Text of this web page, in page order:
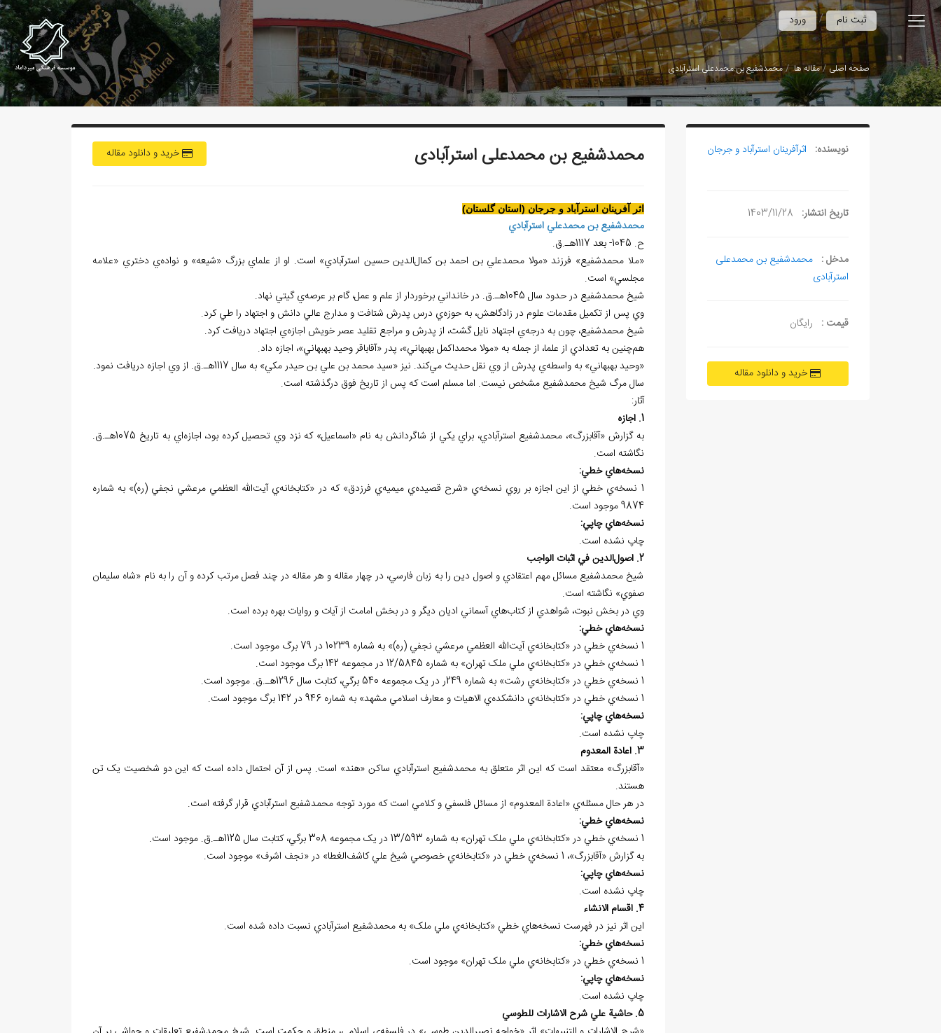
ورود / ثبت نام
صفحه اصلی مقاله ها محمدشفیع بن محمدعلی استرآبادی
نویسنده: اثرآفرينان استرآباد و جرجان
تاریخ انتشار: 1403/11/28
مدخل : محمدشفیع بن محمدعلی
استرآبادی
قیمت : رایگان
خرید و دانلود مقاله
خرید و دانلود مقاله محمدشفیع بن محمدعلی استرآبادی
اثر آفرينان استرآباد و جرجان (استان گلستان)
محمدشفيع بن محمدعلي استرآبادي
ح. 1045- بعد 1117هـ.ق.
«ملا محمدشفيع» فرزند «مولا محمدعلي بن احمد بن کمال‌الدين حسين استرآبادي» است. او از علماي بزرگ «شيعه» و نواده‌ي دختري «علامه
مجلسي» است.
شيخ محمدشفيع در حدود سال 1045هـ.ق. در خانداني برخوردار از علم و عمل، گام بر عرصه‌ي گيتي نهاد.
وي پس از تکميل مقدمات علوم در زادگاهش، به حوزه‌ي درس پدرش شتافت و مدارج عالي دانش و اجتهاد را طي کرد.
شيخ محمدشفيع، چون به درجه‌ي اجتهاد نايل گشت، از پدرش و مراجع تقليد عصر خويش اجازه‌ي اجتهاد دريافت کرد.
هم‌چنين به تعدادي از علما، از جمله به «مولا محمداکمل بهبهاني»، پدر «آقاباقر وحيد بهبهاني»، اجازه داد.
«وحيد بهبهاني» به واسطه‌ي پدرش از وي نقل حديث مي‌کند. نيز «سيد محمد بن علي بن حيدر مکي» به سال 1117هـ.ق. از وي اجازه دريافت نمود.
سال مرگ شيخ محمدشفيع مشخص نيست. اما مسلم است که پس از تاريخ فوق درگذشته است.
آثار:
1. اجازه
به گزارش «آقابزرگ»، محمدشفيع استرآبادي، براي يکي از شاگردانش به نام «اسماعيل» که نزد وي تحصيل کرده بود، اجازه‌اي به تاريخ 1075هـ.ق.
نگاشته است.
نسخههاي خطي:
1 نسخه‌ي خطي از اين اجازه بر روي نسخه‌ي «شرح قصيده‌ي ميميه‌ي فرزدق» که در «کتابخانه‌ي آيت‌الله العظمي مرعشي نجفي (ره)» به شماره
9874 موجود است.
نسخههاي چاپي:
چاپ نشده است.
2. اصول‌الدين في اثبات الواجب
شيخ محمدشفيع مسائل مهم اعتقادي و اصول دين را به زبان فارسي، در چهار مقاله و هر مقاله در چند فصل مرتب کرده و آن را به نام «شاه سليمان
صفوي» نگاشته است.
وي در بخش نبوت، شواهدي از کتاب‌هاي آسماني اديان ديگر و در بخش امامت از آيات و روايات بهره برده است.
نسخههاي خطي:
1 نسخه‌ي خطي در «کتابخانه‌ي آيت‌الله العظمي مرعشي نجفي (ره)» به شماره 10239 در 79 برگ موجود است.
1 نسخه‌ي خطي در «کتابخانه‌ي ملي ملک تهران» به شماره 12/5845 در مجموعه 142 برگ موجود است.
1 نسخه‌ي خطي در «کتابخانه‌ي رشت» به شماره 249ر در يک مجموعه 540 برگي، کتابت سال 1296هـ.ق. موجود است.
1 نسخه‌ي خطي در «کتابخانه‌ي دانشكده
ي الاهيات و معارف اسلامي مشهد» به شماره 946 در 142 برگ موجود است.
نسخههاي چاپي:
چاپ نشده است.
3. اعادة المعدوم
«آقابزرگ» معتقد است که اين اثر متعلق به محمدشفيع استرآبادي ساکن «هند» است. پس از آن احتمال داده است که اين دو شخصيت يک تن
هستند.
در هر حال مسئله‌ي «اعادة المعدوم» از مسائل فلسفي و کلامي است که مورد توجه محمدشفيع استرآبادي قرار گرفته است.
نسخههاي خطي:
1 نسخه‌ي خطي در «کتابخانه‌ي ملي ملک تهران» به شماره 13/593 در يک مجموعه 308 برگي، کتابت سال 1125هـ.ق. موجود است.
به گزارش «آقابزرگ»، 1 نسخه‌ي خطي در «کتابخانه‌ي خصوصي شيخ علي کاشف‌الغطا» در «نجف اشرف» موجود است.
نسخههاي چاپي:
چاپ نشده است.
4. اقسام الانشاء
اين اثر نيز در فهرست نسخه‌هاي خطي «کتابخانه‌ي ملي ملک» به محمدشفيع استرآبادي نسبت داده شده است.
نسخههاي خطي:
1 نسخه‌ي خطي در «کتابخانه‌ي ملي ملک تهران» موجود است.
نسخههاي چاپي:
چاپ نشده است.
5. حاشية علي شرح الاشارات للطوسي